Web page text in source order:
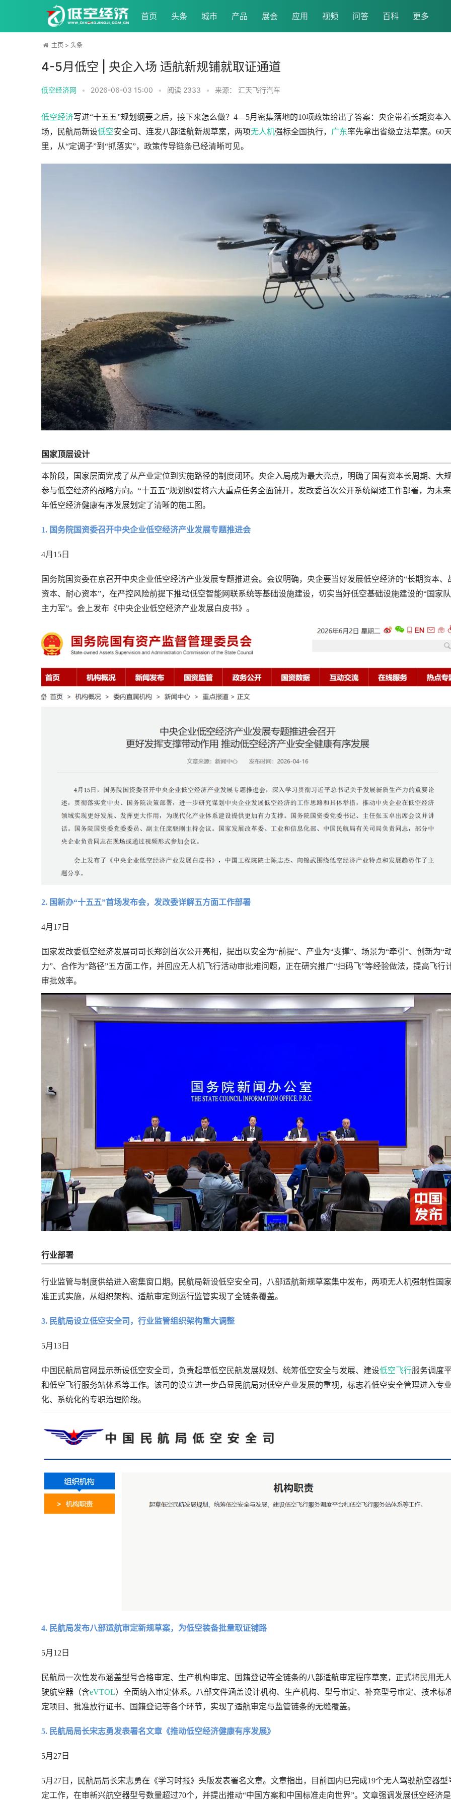
首页 头条 城市 产品 展会 应用 视频 问答 百科 更多
主页 > 头条
4-5月低空 | 央企入场 适航新规铺就取证通道
低空经济网 • 2026-06-03 15:00 • 阅读 2333 • 来源： 汇天飞行汽车
低空经济写进“十五五”规划纲要之后，接下来怎么做？4—5月密集落地的10项政策给出了答案：央企带着长期资本入
场，民航局新设低空安全司、连发八部适航新规草案，两项无人机强标全国执行， 广东率先拿出省级立法草案。60
里，从“定调子”到“抓落实”，政策传导链条已经清晰可见。
国家顶层设计
本阶段，国家层面完成了从产业定位到实施路径的制度闭环。央企入局成为最大亮点，明确了国有资本长周期、大
参与低空经济的战略方向。“十五五”规划纲要将六大重点任务全面铺开，发改委首次公开系统阐述工作部署，为未
年低空经济健康有序发展划定了清晰的施工图。
1. 国务院国资委召开中央企业低空经济产业发展专题推进会
4月15日
国务院国资委在京召开中央企业低空经济产业发展专题推进会。会议明确，央企要当好发展低空经济的“长期资本、
资本、耐心资本”，在严控风险前提下推动低空智能网联系统等基础设施建设，切实当好低空基础设施建设的“国家
主力军”。会上发布《中央企业低空经济产业发展白皮书》。
2. 国新办“十五五”首场发布会，发改委详解五方面工作部署
4月17日
国家发改委低空经济发展司司长郑剑首次公开亮相，提出以安全为“前提”、产业为“支撑”、场景为“牵引”、创新为“
力”、合作为“路径”五方面工作，并回应无人机飞行活动审批难问题，正在研究推广“扫码飞”等经验做法，提高飞行
审批效率。
行业部署
行业监管与制度供给进入密集窗口期。民航局新设低空安全司，八部适航新规草案集中发布，两项无人机强制性国
准正式实施，从组织架构、适航审定到运行监管实现了全链条覆盖。
3. 民航局设立低空安全司，行业监管组织架构重大调整
5月13日
中国民航局官网显示新设低空安全司，负责起草低空民航发展规划、统筹低空安全与发展、建设低空飞行服务调度
和低空飞行服务站体系等工作。该司的设立进一步凸显民航局对低空产业发展的重视，标志着低空安全管理进入专
化、系统化的专职治理阶段。
4. 民航局发布八部适航审定新规草案，为低空装备批量取证铺路
5月12日
民航局一次性发布涵盖型号合格审定、生产机构审定、国籍登记等全链条的八部适航审定程序草案，正式将民用无
驶航空器（含eVTOL）全面纳入审定体系。八部文件涵盖设计机构、生产机构、型号审定、补充型号审定、技术标
定项目、批准放行证书、国籍登记等各个环节，实现了适航审定与监管链条的无缝覆盖。
5. 民航局局长宋志勇发表署名文章《推动低空经济健康有序发展》
5月27日
5月27日，民航局局长宋志勇在《学习时报》头版发表署名文章。文章指出，目前国内已完成19个无人驾驶航空器型
定工作，在审新兴航空器型号数量超过70个，并提出推动“中国方案和中国标准走向世界”。文章强调发展低空经济